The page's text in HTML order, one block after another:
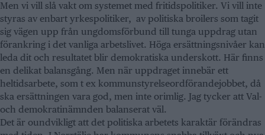
Men vi vill slå vakt om systemet med fritidspolitiker. Vi vill inte
styras av enbart yrkespolitiker, av politiska broilers som tagit
sig vägen upp från ungdomsförbund till tunga uppdrag utan
förankring i det vanliga arbetslivet. Höga ersättningsnivåer kan
leda dit och resultatet blir demokratiska underskott. Här finns
en delikat balansgång. Men när uppdraget innebär ett
heltidsarbete, som t ex kommunstyrelseordförandejobbet, då
ska ersättningen vara god, men inte orimlig. Jag tycker att Val-
och demokratinämnden balanserat väl.
Det är oundvikligt att det politiska arbetets karaktär förändras